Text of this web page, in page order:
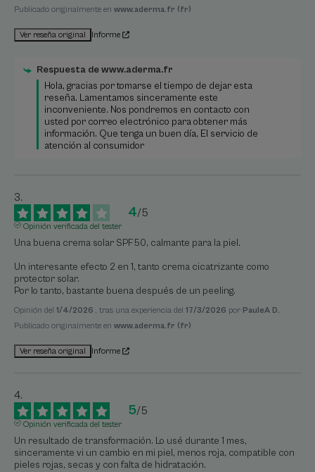
Publicado originalmente en www.aderma.fr (fr)
Ver reseña original Informe
Respuesta dewww.aderma.fr
Hola, gracias por tomarse el tiempo de dejar esta
reseña. Lamentamos sinceramente este
inconveniente. Nos pondremos en contacto con
usted por correo electrónico para obtener más
información. Que tenga un buen día, El servicio de
atención al consumidor
4/5
Opinión verificada del tester
Una buena crema solar SPF50, calmante para la piel.
Un interesante efecto 2 en 1, tanto crema cicatrizante como
protector solar.
Por lo tanto, bastante buena después de un peeling.
Opinión del 1/4/2026 , tras una experiencia del 17/3/2026 por PauleA D.
Publicado originalmente en www.aderma.fr (fr)
Ver reseña original Informe
5/5
Opinión verificada del tester
Un resultado de transformación. Lo usé durante 1 mes,
sinceramente vi un cambio en mi piel, menos roja, compatible con
pieles rojas, secas y con falta de hidratación.